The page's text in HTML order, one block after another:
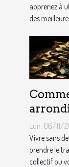
apprenez à
des
fins du
avec
Lun. 06/11/
Vivre sans
prendre le
collectif ou